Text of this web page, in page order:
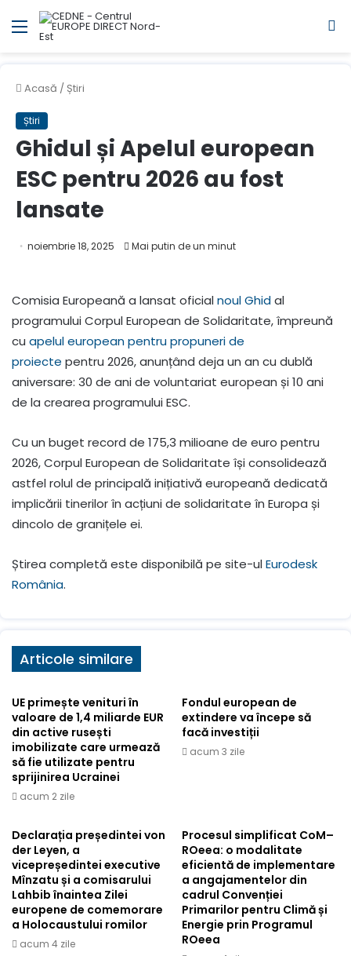
Meniul
Acasă / Știri
Știri
Ghidul și Apelul european
ESC pentru 2026 au fost
lansate
noiembrie 18, 2025 Mai putin de un minut
Comisia Europeană a lansat oficialnoul Ghidal
programului Corpul European de Solidaritate, împreună
cu apelul european pentru propuneri de
proiecte pentru 2026, anunțând deja un an cu dublă
aniversare: 30 de ani de voluntariat european și 10 ani
de la crearea programului ESC.
Cu un buget record de 175,3 milioane de euro pentru
2026, Corpul European de Solidaritate își consolidează
astfel rolul de principală inițiativă europeană dedicată
implicării tinerilor în acțiuni de solidaritate în Europa și
dincolo de granițele ei.
Știrea completă este disponibilă pe site-ulEurodesk
România.
Articole similare
UE primește venituri în
valoare de 1,4 miliarde EUR
din active rusești
imobilizate care urmează
să fie utilizate pentru
sprijinirea Ucrainei
acum 2 zile
Fondul european de
extindere va începe să
facă investiții
acum 3 zile
Declarația președintei von
der Leyen, a
vicepreședintei executive
Mînzatu și a comisarului
Lahbib înaintea Zilei
europene de comemorare
a Holocaustului romilor
acum 4 zile
Procesul simplificat CoM–
ROeea: o modalitate
eficientă de implementare
a angajamentelor din
cadrul Convenției
Primarilor pentru Climă și
Energie prin Programul
ROeea